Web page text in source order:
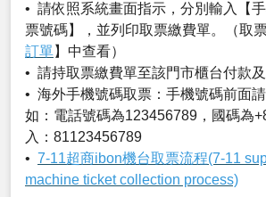
• 請依照系統畫面指示，分別輸入【
票號碼】，並列印取票繳費單。（取
訂單】中查看）
• 請持取票繳費單至該門市櫃台付款及
• 海外手機號碼取票：手機號碼前面
如：電話號碼為123456789，國碼為
入：81123456789
• 7-11超商ibon機台取票流程(7-11
machine ticket collection process)